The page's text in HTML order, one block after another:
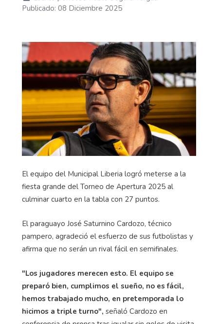
Publicado: 08 Diciembre 2025
El equipo del Municipal Liberia logró meterse a la
fiesta grande del Torneo de Apertura 2025 al
culminar cuarto en la tabla con 27 puntos.
El paraguayo José Saturnino Cardozo, técnico
pampero, agradeció el esfuerzo de sus futbolistas y
afirma que no serán un rival fácil en semifinales.
"Los jugadores merecen esto. El equipo se
preparó bien, cumplimos el sueño, no es fácil,
hemos trabajado mucho, en pretemporada lo
hicimos a triple turno", señaló Cardozo en